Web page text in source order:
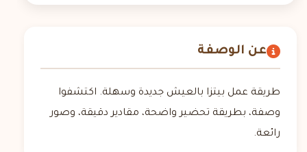
عن الوصفة
طريقة عمل بيتزا بالعيش جديدة وسهلة. اكتشفوا
وصفة، بطريقة تحضير واضحة، مقادير دقيقة، وصور
رائعة.